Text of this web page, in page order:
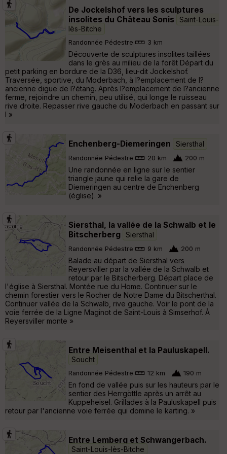
De Jockelshof vers les sculptures
insolites du Château Sonis
Saint-Louis-
lès-Bitche
Randonnée Pédestre 3 km
Découverte de sculptures insolites taillées
dans le grès au milieu de la forêt Départ du
petit parking en bordure de la D36, lieu-dit Jockelshof.
Traversée, sportive, du Moderbach, à l?emplacement de l?
ancienne digue de l?étang. Après l?emplacement de l?ancienne
ferme, rejoindre un chemin, peu utilisé, qui longe le ruisseau
rive droite. Repasser rive gauche du Moderbach en passant sur
l »
Enchenberg-Diemeringen Siersthal
Randonnée Pédestre 20 km 200 m
Une randonnée en ligne sur le sentier
triangle jaune qui relie la gare de
Diemeringen au centre de Enchenberg
(église). »
Siersthal, la vallée de la Schwalb et le
Bitscherberg
Siersthal
Randonnée Pédestre 9 km 200 m
Balade au départ de Siersthal vers
Reyersviller par la vallée de la Schwalb et
retour par le Bitscherberg. Départ place de
l'église à Siersthal. Montée rue du Home. Continuer sur le
chemin forestier vers le Rocher de Notre Dame du Bitscherthal.
Continuer vallée de la Schwalb, rive gauche. Voir le pont de la
voie ferrée de la Ligne Maginot de Saint-Louis à Simserhof. À
Reyersviller monte »
Entre Meisenthal et la Pauluskapell.
Soucht
Randonnée Pédestre 12 km 190 m
En fond de vallée puis sur les hauteurs par le
sentier des Herrgöttle après un arrêt au
Kuppeheisel. Grillades à la Pauluskapell puis
retour par l'ancienne voie ferrée qui domine le karting. »
Entre Lemberg et Schwangerbach.
Saint-Louis-lès-Bitche